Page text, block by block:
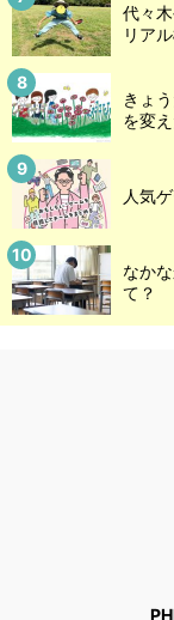
代々
リア
きょ
を変
人気
なか
て？